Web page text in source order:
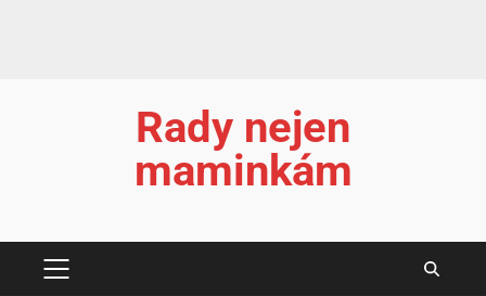
Rady nejen
maminkám